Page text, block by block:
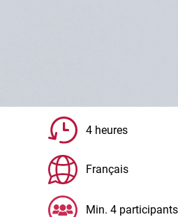
4 heures
Français
Min. 4 participants